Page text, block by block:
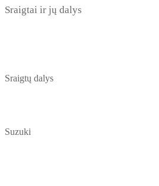
Sraigtai ir jų dalys
Sraigtų dalys
Suzuki